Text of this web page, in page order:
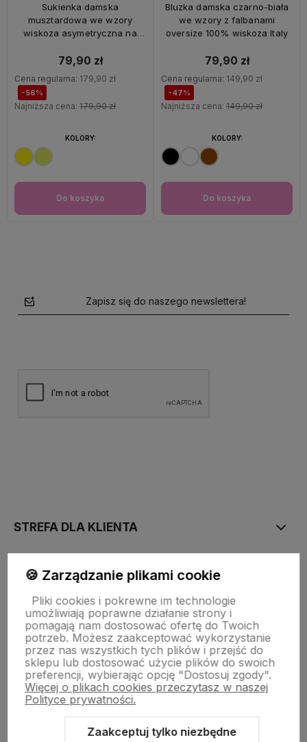
Sukienka damska
musztardowa we wzory
wiskoza asymetryczna na
79,90 zł
Cena regularna: 179,90 zł
-56%
Najniższa cena: 179,90 zł
Do koszyka
KOLORY:
Bluzka damska czarno-biała
we wzory z falbanami
oversize 100% wiskoza Italy
79,90 zł
Cena regularna: 149,90 zł
-47%
Najniższa cena: 149,90 zł
Do koszyka
KOLORY:
Zapisz się do naszego newslettera!
STREFA DLA KLIENTA
PŁATNOŚĆ I DOSTAWA
STRONY INFORMACYJNE
POMOC DLA KLIENTA
🍪 Zarządzanie plikami cookie
Pliki cookies i pokrewne im technologie
umożliwiają poprawne działanie strony i
pomagają nam dostosować ofertę do Twoich
potrzeb. Możesz zaakceptować wykorzystanie
przez nas wszystkich tych plików i przejść do
sklepu lub dostosować użycie plików do swoich
preferencji, wybierając opcję "Dostosuj zgody".
Więcej o plikach cookies przeczytasz w naszej
Polityce prywatności.
Zaakceptuj tylko niezbędne